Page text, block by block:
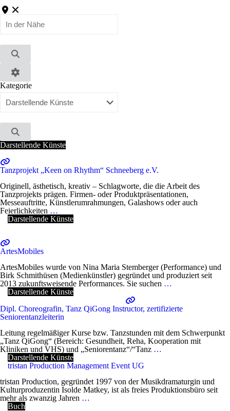
In
Nähe
Suchen
Advanced
Filters
Kategorie
Suchen
Darstellende Künste
Tanzprojekt „Keen on Rhythm“ Schneeberg e.V.
Originell, ästhetisch, kreativ – Schlagworte, die die Arbeit des
Tanzprojekts prägen. Firmen- oder Produktpräsentationen,
Messeauftritte, Künstlerumrahmungen, Galashows oder auch
Feierlichkeiten …
Darstellende Künste
ArtesMobiles
ArtesMobiles wurde von Nina Maria Stemberger (Performance) und
Birk Schmithüsen (Medienkünstler) gegründet und produziert seit
2013 zukunftsweisende Performances. Sie suchen …
Darstellende Künste
Dipl. Choreografin, Tanz QiGong Instructor, zertifizierte
Seniorentanzleiterin
Leitung regelmäßiger Kurse bzw. Tanzstunden mit dem Schwerpunkt
„Tanz QiGong“ (Bereich: Gesundheit, Reha, Kooperation mit
Kliniken und VHS) und „Seniorentanz“/“Tanz …
Darstellende Künste
tristan Production Management Event UG
tristan Production, gegründet 1997 von der Musikdramaturgin und
Kulturproduzentin Isolde Matkey, ist als freies Produktionsbüro seit
mehr als zwanzig Jahren …
Buch